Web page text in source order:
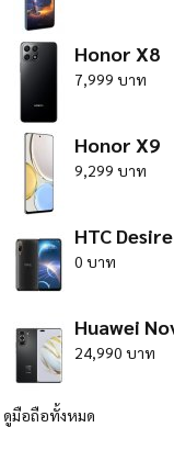
Honor X8
7,999 บาท
Honor X9
9,299 บาท
HTC
0 บาท
Huawei
24,990 บาท
ดูมือถือทั้งหมด